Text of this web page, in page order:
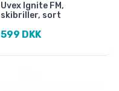
Uvex Ignite FM,
skibriller, sort
599 DKK